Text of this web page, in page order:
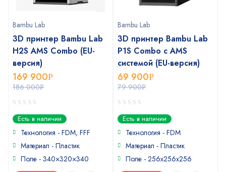
Bambu Lab
3D принтер Bambu Lab
H2S AMS Combo (EU-
версия)
186 000Р
169 900Р
0
out
of
Есть в наличии
Технология - FDM, FFF
Материал - Пластик
Поле - 340×320×340
Bambu Lab
3D принтер Bambu Lab
P1S Combo с AMS
системой (EU-версия)
79 900Р
69 900Р
0
out
of
Есть в наличии
Технология - FDM
Материал - Пластик
Поле - 256х256х256